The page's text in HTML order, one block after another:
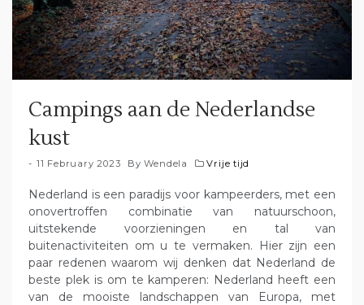
Campings aan de Nederlandse
kust
11 February 2023 ByWendela Vrije tijd
Nederland is een paradijs voor kampeerders, met een
onovertroffen combinatie van natuurschoon,
uitstekende voorzieningen en tal van
buitenactiviteiten om u te vermaken. Hier zijn een
paar redenen waarom wij denken dat Nederland de
beste plek is om te kamperen: Nederland heeft een
van de mooiste landschappen van Europa, met